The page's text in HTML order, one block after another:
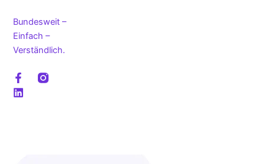
Bundesweit –
Einfach –
Verständlich.
F
a
c
L
i
n